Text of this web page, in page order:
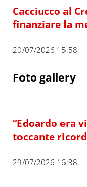
Cacciucco al
finanziare la
20/07/2026 15:58
Foto gallery
“Edoardo era
toccante
29/07/2026 16:38